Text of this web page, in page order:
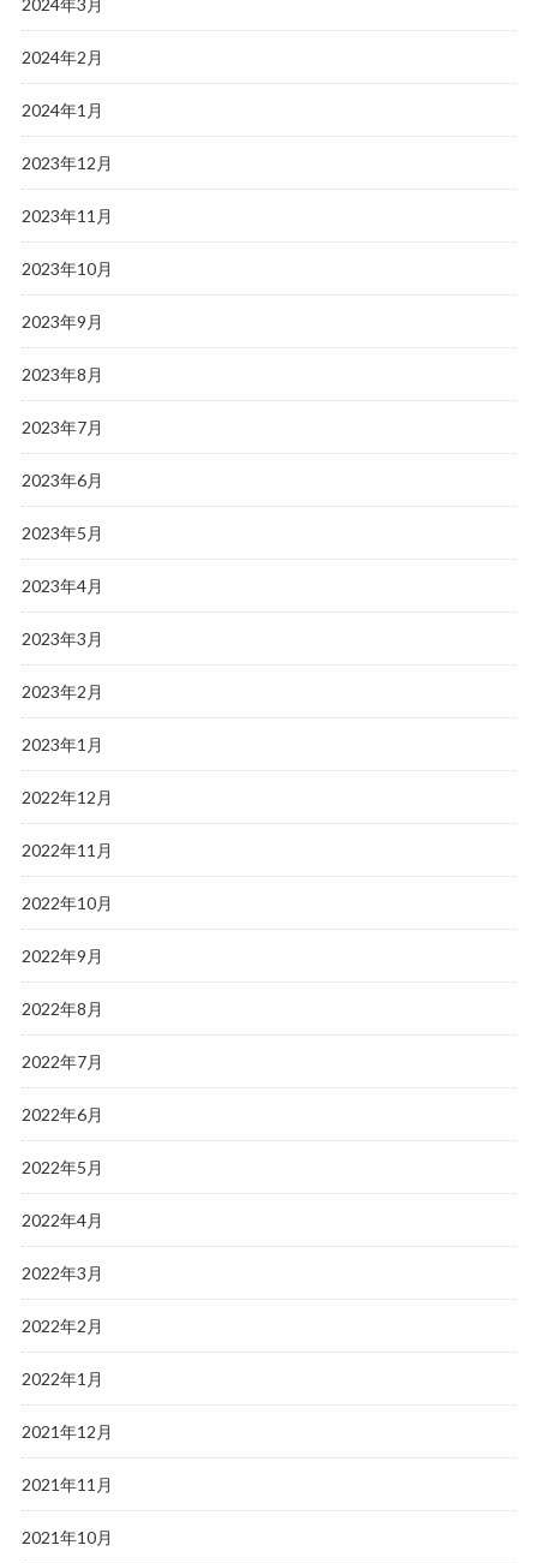
2024年3月
2024年2月
2024年1月
2023年12月
2023年11月
2023年10月
2023年9月
2023年8月
2023年7月
2023年6月
2023年5月
2023年4月
2023年3月
2023年2月
2023年1月
2022年12月
2022年11月
2022年10月
2022年9月
2022年8月
2022年7月
2022年6月
2022年5月
2022年4月
2022年3月
2022年2月
2022年1月
2021年12月
2021年11月
2021年10月